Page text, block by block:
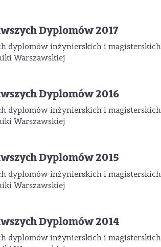
Dyplomów 2017
dyplomów inżynierskich i
Warszawskiej
Dyplomów 2016
dyplomów inżynierskich i
Warszawskiej
Dyplomów 2015
dyplomów inżynierskich i
Warszawskiej
Dyplomów 2014
dyplomów inżynierskich i